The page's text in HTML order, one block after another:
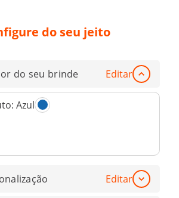
do seu jeito
do seu brinde Editar
Azul
Editar